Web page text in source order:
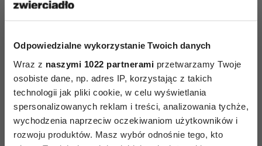
Odpowiedzialne wykorzystanie Twoich danych
Wraz z naszymi 1022 partnerami przetwarzamy Twoje
osobiste dane, np. adres IP, korzystając z takich
technologii jak pliki cookie, w celu wyświetlania
spersonalizowanych reklam i treści, analizowania tychże,
wychodzenia naprzeciw oczekiwaniom użytkowników i
rozwoju produktów. Masz wybór odnośnie tego, kto
ZAMÓW
WYDANIE DRUKOWANE
E-WYDANIE